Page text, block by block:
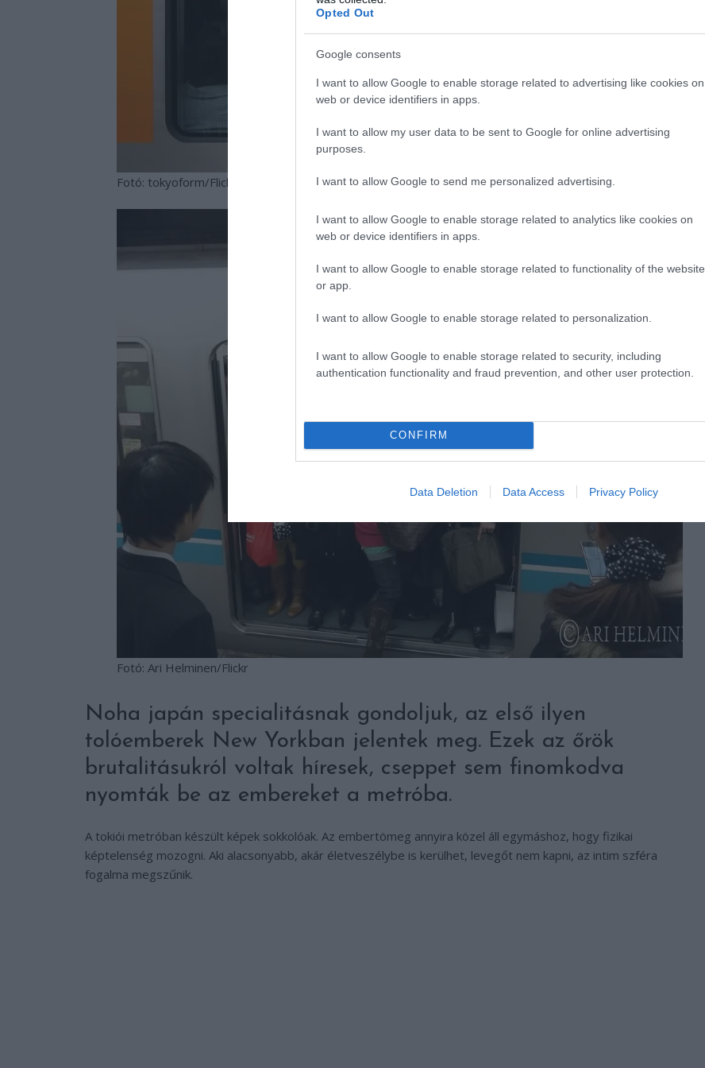
Opted Out
Google consents
I want to allow Google to enable storage related to advertising like cookies on
web or device identifiers in apps.
I want to allow my user data to be sent to Google for online advertising
purposes.
I want to allow Google to send me personalized advertising.
I want to allow Google to enable storage related to analytics like cookies on
web or device identifiers in apps.
I want to allow Google to enable storage related to functionality of the website
or app.
I want to allow Google to enable storage related to personalization.
I want to allow Google to enable storage related to security, including
authentication functionality and fraud prevention, and other user protection.
CONFIRM
Data Deletion Data Access Privacy Policy
Fotó: tokyoform/Flickr
Fotó: Ari Helminen/Flickr
Noha japán specialitásnak gondoljuk, az első ilyen
tolóemberek New Yorkban jelentek meg. Ezek az őrök
brutalitásukról voltak híresek, cseppet sem finomkodva
nyomták be az embereket a metróba.
A tokiói metróban készült képek sokkolóak. Az embertömeg annyira közel áll egymáshoz, hogy fizikai
képtelenség mozogni. Aki alacsonyabb, akár életveszélybe is kerülhet, levegőt nem kapni, az intim szféra
fogalma megszűnik.